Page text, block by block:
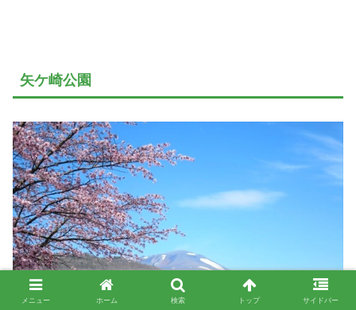
矢ケ崎公園
メニュー ホーム 検索 トップ サイドバー